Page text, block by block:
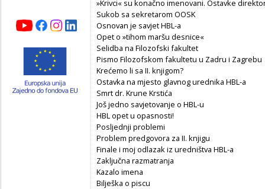
»Krivci« su konačno imenovani. Ostavke
Sukob sa sekretarom OOSK
Osnovan je savjet HBL-a
Opet o »tihom maršu desnice«
Selidba na Filozofski fakultet
Pismo Filozofskom fakultetu u Zadru i Zagrebu
Krećemo li sa II. knjigom?
Ostavka na mjesto glavnog urednika HBL-a
Smrt dr. Krune Krstića
Još jedno savjetovanje o HBL-u
HBL opet u opasnosti!
Posljednji problemi
Problem predgovora za II. knjigu
Finale i moj odlazak iz uredništva HBL-a
Zaključna razmatranja
Kazalo imena
Bilješka o piscu